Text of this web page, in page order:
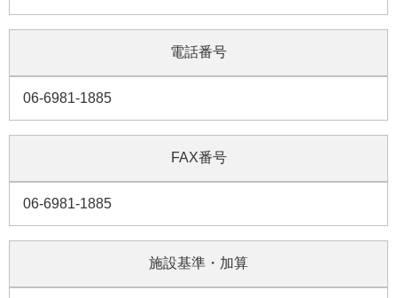
電話番号
06-6981-1885
FAX番号
06-6981-1885
施設基準・加算